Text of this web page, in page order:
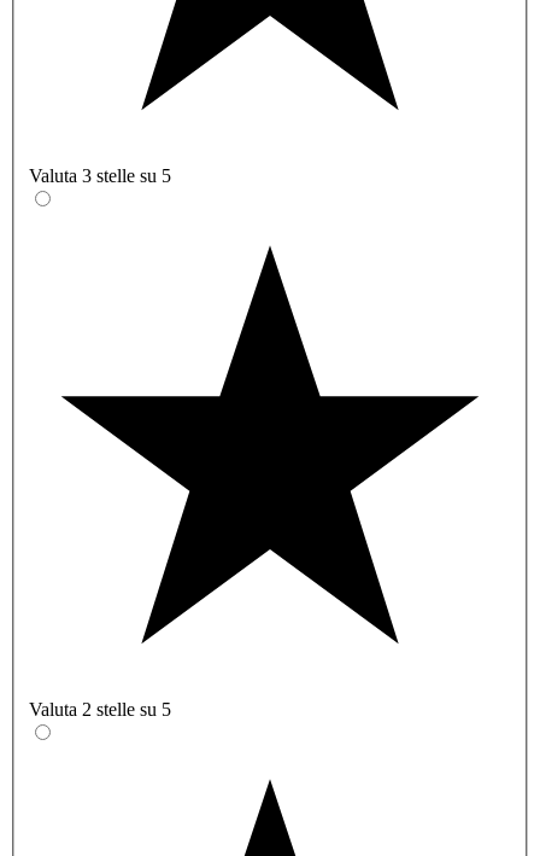
Valuta 3 stelle su 5
Valuta 2 stelle su 5